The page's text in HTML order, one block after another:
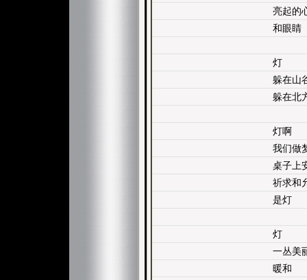
亮起的
和眼睛
灯
躲在山
躲在北
灯啊
我们做
桌子上
祈求和
是灯
灯
一丛美
暖和